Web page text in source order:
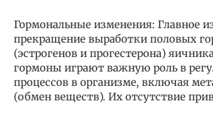
Гормональные изменения: Главное
прекращение выработки половых
(эстрогенов и прогестерона)
гормоны играют важную роль в
процессов в организме, включая
(обмен веществ). Их отсутствие